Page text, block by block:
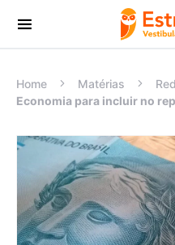
Procurar:
Home Matérias
Economia para incluir no